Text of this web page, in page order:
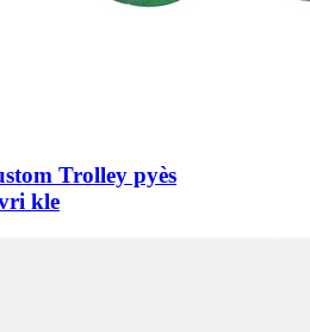
Trolley pyès
kle